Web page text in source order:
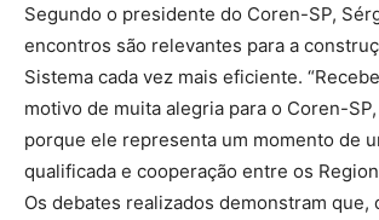
Segundo o presidente do Coren-SP,
encontros são relevantes para a
Sistema cada vez mais eficiente.
motivo de muita alegria para o Coren-
porque ele representa um momento de
qualificada e cooperação entre os
Os debates realizados demonstram que,